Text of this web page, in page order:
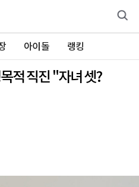
아이돌 랭킹
적 직진 "자녀 셋?